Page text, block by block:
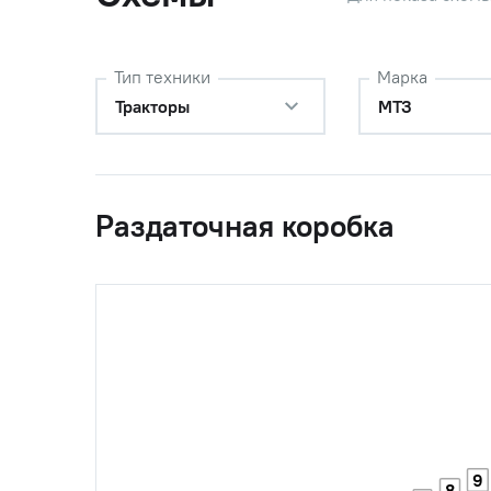
Тип техники
Тракторы
Марка
МТЗ
Раздаточная коробка
9
0
(52-1802094 РН)
Ось
0 52-1802100-А Корпус